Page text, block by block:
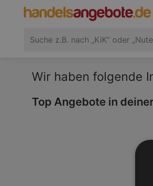
Wir haben folgende
Top Angebote in